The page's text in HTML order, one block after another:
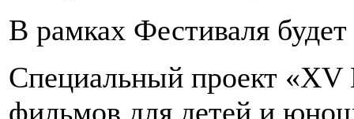
В рамках Фестиваля
Специальный проект
фильмов для детей и